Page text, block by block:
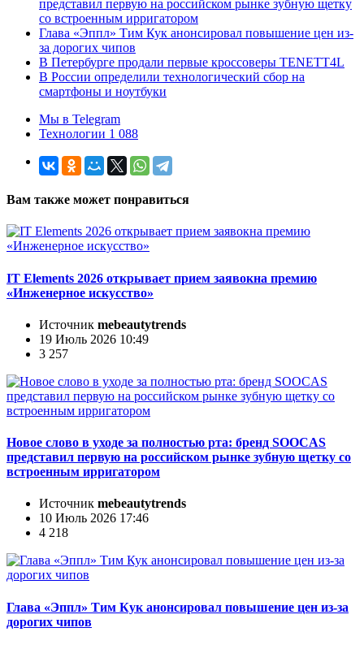
представил первую на российском рынке зубную щетку
со встроенным ирригатором
Глава «Эппл» Тим Кук анонсировал повышение цен из-
за дорогих чипов
В Петербурге продали первые кроссоверы TENETT4L
В России определили технологический сбор на
смартфоны и ноутбуки
Мы в Telegram
Технологии 1 088
Вам также может понравиться
IT Elements 2026 открывает прием заявокна премию
«Инженерное искусство»
Источник mebeautytrends
19 Июль 2026 10:49
3 257
Новое слово в уходе за полностью рта: бренд SOOCAS
представил первую на российском рынке зубную щетку со
встроенным ирригатором
Источник mebeautytrends
10 Июль 2026 17:46
4 218
Глава «Эппл» Тим Кук анонсировал повышение цен из-за
дорогих чипов